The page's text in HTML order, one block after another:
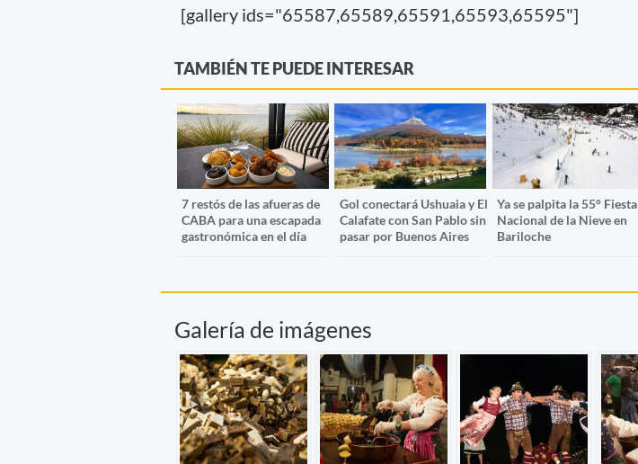
[gallery ids="65587,65589,65591,65593,65595"]
TAMBIÉN TE PUEDE INTERESAR
7 restós de las afueras de
CABA para una escapada
gastronómica en el día
Gol conectará Ushuaia y El
Calafate con San Pablo sin
pasar por Buenos Aires
Ya se palpita la 55° Fiesta
Nacional de la Nieve en
Bariloche
Galería de imágenes